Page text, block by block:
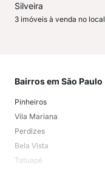
Silveira
3 imóveis à venda no local
Bairros em São Paulo
Pinheiros
Vila Mariana
Perdizes
Bela Vista
Tatuapé